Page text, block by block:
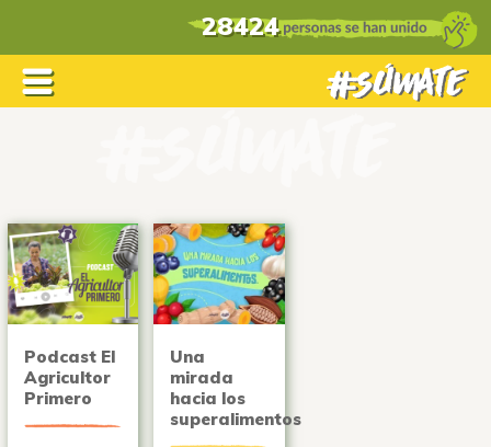
28424
Podcast El
Agricultor
Primero
Una
mirada
hacia los
superalimentos